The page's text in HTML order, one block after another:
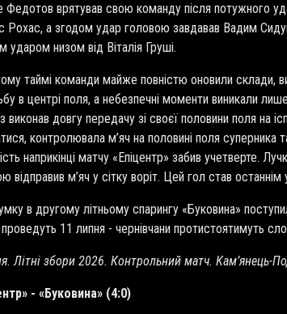
Федотов врятував свою команду після потужного
Рохас, а згодом удар головою завдавав Вадим
ударом низом від Віталія Груші.
таймі команди майже повністю оновили склади,
в центрі поля, а небезпечні моменти виникали
виконав довгу передачу зі своєї половини поля на
контролювала м’яч на половині поля
наприкінці матчу «Епіцентр» забив учетверте.
відправив м’яч у сітку воріт. Цей гол став
в другому літньому спарингу «Буковина»
проведуть 11 липня - чернівчани протистоятимуть
Літні збори 2026. Контрольний матч. Кам’янець-
- «Буковина» (4:0)